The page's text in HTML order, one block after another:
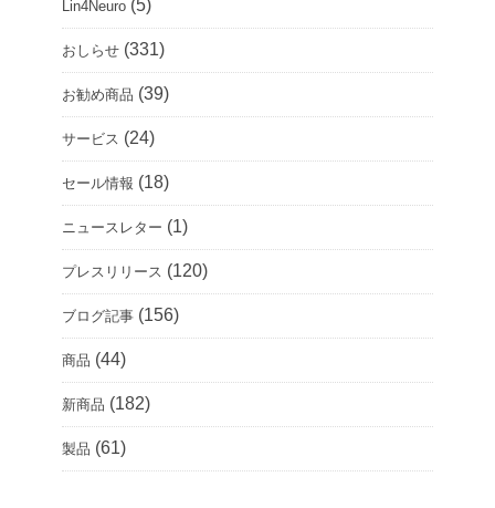
Lin4Neuro (5)
おしらせ (331)
お勧め商品 (39)
サービス (24)
セール情報 (18)
ニュースレター (1)
プレスリリース (120)
ブログ記事 (156)
商品 (44)
新商品 (182)
製品 (61)